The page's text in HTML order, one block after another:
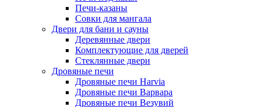
Печи-казаны
Совки для мангала
Двери для бани и сауны
Деревянные двери
Комплектующие для дверей
Стеклянные двери
Дровяные печи
Дровяные печи Harvia
Дровяные печи Варвара
Дровяные печи Везувий